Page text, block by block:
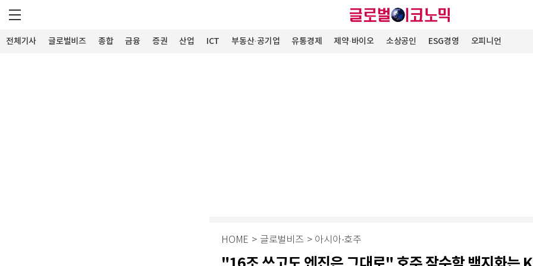
전체기사 글로벌비즈 종합 금융 증권 산업 ICT 부동산·공기업 유통경제 제약∙바이오 소상공인 ESG경영 오피니언
HOME > 글로벌비즈 > 아시아·호주